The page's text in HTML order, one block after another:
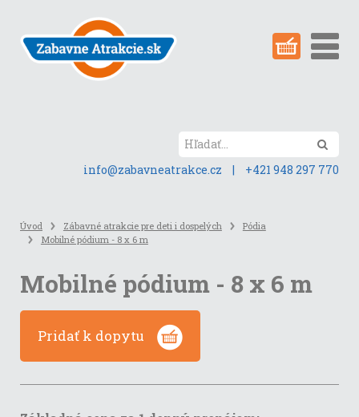
obsah
stránky
info@zabavneatrakce.cz
| +421 948 297 770
Úvod Zábavné atrakcie pre deti i dospelých
Pódia
Mobilné pódium - 8 x 6 m
Mobilné pódium - 8 x 6 m
Pridať k dopytu